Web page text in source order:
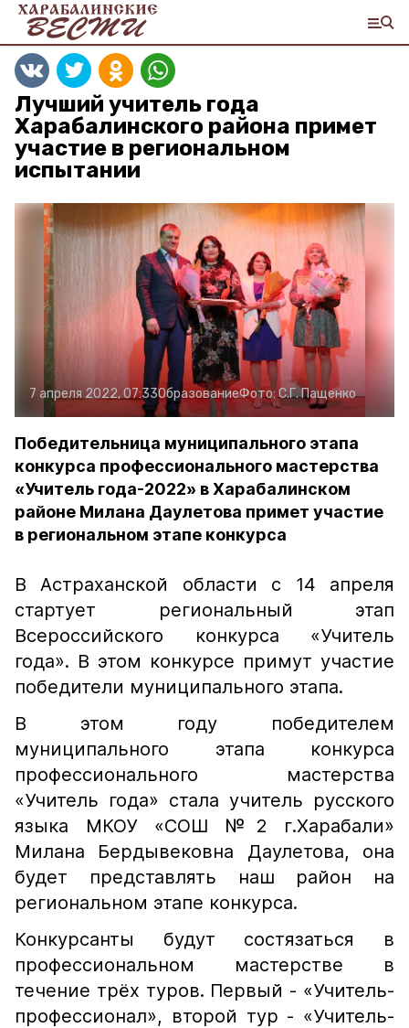
Лучший учитель года
Харабалинского района примет
участие в региональном
испытании
7 апреля 2022, 07:33ОбразованиеФото:С.Г. Пащенко
Победительница муниципального этапа
конкурса профессионального мастерства
«Учитель года-2022» в Харабалинском
районе Милана Даулетова примет участие
в региональном этапе конкурса
В Астраханской области с 14 апреля
стартует региональный этап
Всероссийского конкурса «Учитель
года». В этом конкурсе примут участие
победители муниципального этапа.
В этом году победителем
муниципального этапа конкурса
профессионального мастерства
«Учитель года» стала учитель русского
языка МКОУ «СОШ №2 г.Харабали»
Милана Бердывековна Даулетова, она
будет представлять наш район на
региональном этапе конкурса.
Конкурсанты будут состязаться в
профессиональном мастерстве в
течение трёх туров. Первый - «Учитель-
профессионал», второй тур - «Учитель-